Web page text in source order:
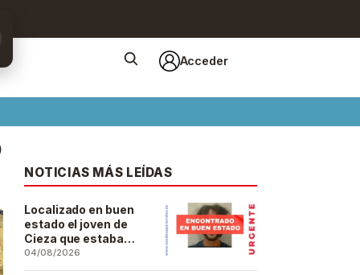
Acceder
NOTICIAS MÁS LEÍDAS
Localizado en buen
estado el joven de
Cieza que estaba
desaparecido desde
el pasado 29 de julio
04/08/2026